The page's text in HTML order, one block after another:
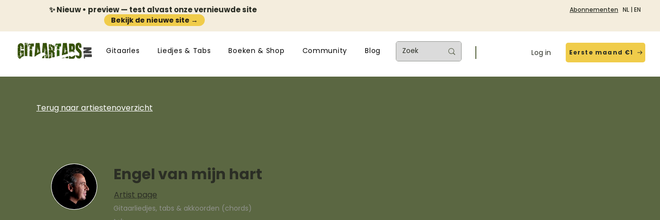
✨ Nieuw • preview — test alvast onze vernieuwde site
Bekijk de nieuwe site →
Abonnementen NL | EN
Gitaarles Liedjes & Tabs Boeken & Shop Community Blog Log in Eerste maand €1
Terug naar artiestenoverzicht
Engel van mijn hart
Artist page
Gitaarliedjes, tabs & akkoorden (chords)